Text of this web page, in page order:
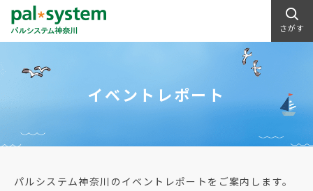
さがす
イベントレポート
パルシステム神奈川のイベントレポートをご案内します。